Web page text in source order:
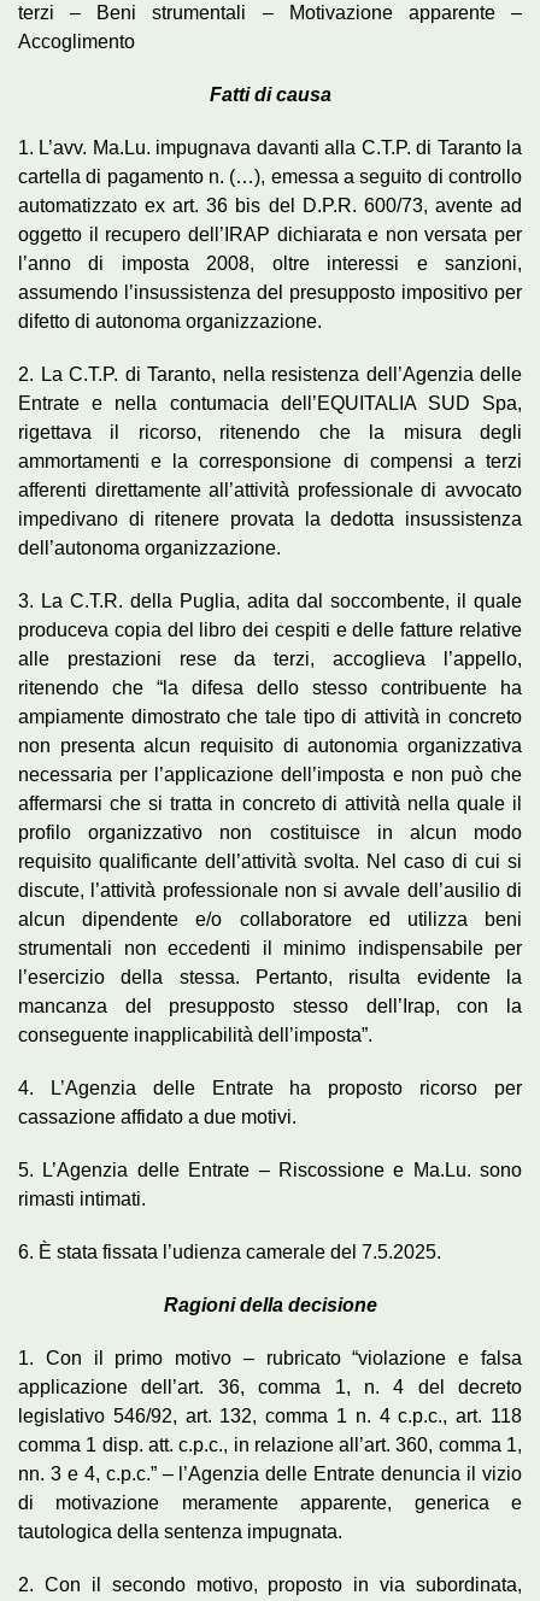
terzi – Beni strumentali – Motivazione apparente –
Accoglimento
Fatti di causa
1. L’avv. Ma.Lu. impugnava davanti alla C.T.P. di Taranto la
cartella di pagamento n. (…), emessa a seguito di controllo
automatizzato ex art. 36 bis del D.P.R. 600/73, avente ad
oggetto il recupero dell’IRAP dichiarata e non versata per
l’anno di imposta 2008, oltre interessi e sanzioni,
assumendo l’insussistenza del presupposto impositivo per
difetto di autonoma organizzazione.
2. La C.T.P. di Taranto, nella resistenza dell’Agenzia delle
Entrate e nella contumacia dell’EQUITALIA SUD Spa,
rigettava il ricorso, ritenendo che la misura degli
ammortamenti e la corresponsione di compensi a terzi
afferenti direttamente all’attività professionale di avvocato
impedivano di ritenere provata la dedotta insussistenza
dell’autonoma organizzazione.
3. La C.T.R. della Puglia, adita dal soccombente, il quale
produceva copia del libro dei cespiti e delle fatture relative
alle prestazioni rese da terzi, accoglieva l’appello,
ritenendo che “la difesa dello stesso contribuente ha
ampiamente dimostrato che tale tipo di attività in concreto
non presenta alcun requisito di autonomia organizzativa
necessaria per l’applicazione dell’imposta e non può che
affermarsi che si tratta in concreto di attività nella quale il
profilo organizzativo non costituisce in alcun modo
requisito qualificante dell’attività svolta. Nel caso di cui si
discute, l’attività professionale non si avvale dell’ausilio di
alcun dipendente e/o collaboratore ed utilizza beni
strumentali non eccedenti il minimo indispensabile per
l’esercizio della stessa. Pertanto, risulta evidente la
mancanza del presupposto stesso dell’Irap, con la
conseguente inapplicabilità dell’imposta”.
4. L’Agenzia delle Entrate ha proposto ricorso per
cassazione affidato a due motivi.
5. L’Agenzia delle Entrate – Riscossione e Ma.Lu. sono
rimasti intimati.
6. È stata fissata l’udienza camerale del 7.5.2025.
Ragioni della decisione
1. Con il primo motivo – rubricato “violazione e falsa
applicazione dell’art. 36, comma 1, n. 4 del decreto
legislativo 546/92, art. 132, comma 1 n. 4 c.p.c., art. 118
comma 1 disp. att. c.p.c., in relazione all’art. 360, comma 1,
nn. 3 e 4, c.p.c.” – l’Agenzia delle Entrate denuncia il vizio
di motivazione meramente apparente, generica e
tautologica della sentenza impugnata.
2. Con il secondo motivo, proposto in via subordinata,